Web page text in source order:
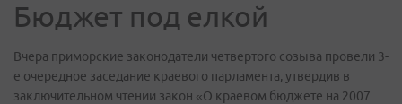
Бюджет под елкой
Вчера приморские законодатели четвертого созыва провели 3-
е очередное заседание краевого парламента, утвердив в
заключительном чтении закон «О краевом бюджете на 2007